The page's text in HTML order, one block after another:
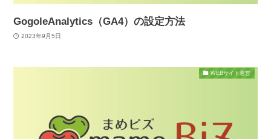
GogoleAnalytics（GA4）の設定方法
2023年9月5日
WEBサイト運営